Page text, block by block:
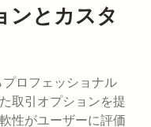
ンとカスタ
ロフェッショナル
取引オプションを提
性がユーザーに評価